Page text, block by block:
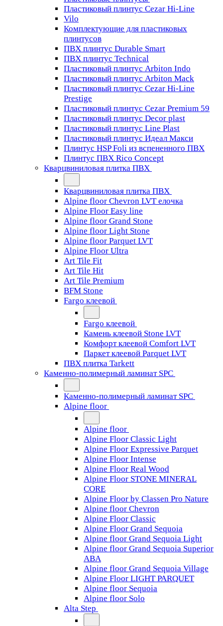
Пластиковый плинтус Cezar Hi-Line
Vilo
Комплектующие для пластиковых
плинтусов
ПВХ плинтус Durable Smart
ПВХ плинтус Technical
Пластиковый плинтус Arbiton Indo
Пластиковый плинтус Arbiton Mack
Пластиковый плинтус Cezar Hi-Line
Prestige
Пластиковый плинтус Cezar Premium 59
Пластиковый плинтус Decor plast
Пластиковый плинтус Line Plast
Пластиковый плинтус Идеал Макси
Плинтус HSP Foli из вспененного ПВХ
Плинтус ПВХ Rico Concept
Кварцвиниловая плитка ПВХ
Кварцвиниловая плитка ПВХ
Alpine floor Chevron LVT елочка
Alpine Floor Easy line
Alpine floor Grand Stone
Alpine floor Light Stone
Alpine floor Parquet LVT
Alpine Floor Ultra
Art Tile Fit
Art Tile Hit
Art Tile Premium
BFM Stone
Fargo клеевой
Fargo клеевой
Камень клеевой Stone LVT
Комфорт клеевой Comfort LVT
Паркет клеевой Parquet LVT
ПВХ плитка Tarkett
Каменно-полимерный ламинат SPC
Каменно-полимерный ламинат SPC
Alpine floor
Alpine floor
Alpine Floor Classic Light
Alpine Floor Expressive Parquet
Alpine Floor Intense
Alpine Floor Real Wood
Alpine Floor STONE MINERAL
CORE
Alpine Floor by Classen Pro Nature
Alpine floor Chevron
Alpine Floor Classic
Alpine Floor Grand Sequoia
Alpine floor Grand Sequoia Light
Alpine floor Grand Sequoia Superior
ABA
Alpine floor Grand Sequoia Village
Alpine Floor LIGHT PARQUET
Alpine floor Sequoia
Alpine floor Solo
Alta Step